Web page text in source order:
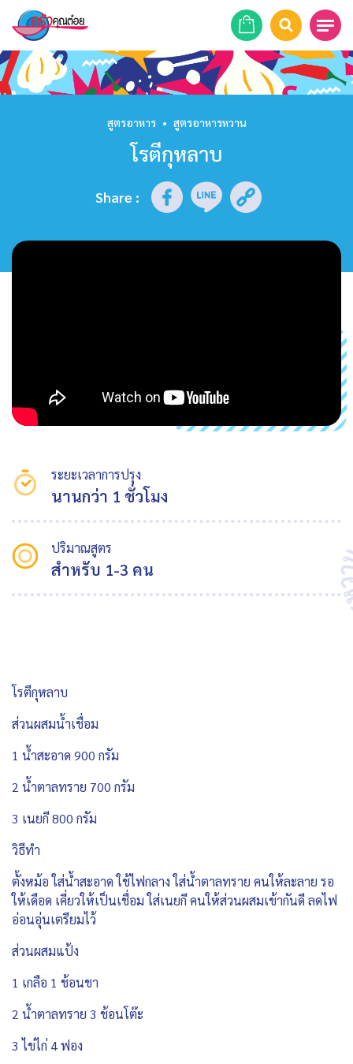
หน้าแรก
รายการย้อนหลัง
สูตรอาหาร • สูตรอาหารหวาน
โรตีกุหลาบ
Share :
ระยะเวลาการปรุง
นานกว่า 1 ชั่วโมง
ปริมาณสูตร
สำหรับ 1-3 คน
โรตีกุหลาบ
ส่วนผสมน้ำเชื่อม
1 น้ำสะอาด 900 กรัม
2 น้ำตาลทราย 700 กรัม
3 เนยกี 800 กรัม
วิธีทำ
ตั้งหม้อ ใส่น้ำสะอาด ใช้ไฟกลาง ใส่น้ำตาลทราย คนให้ละลาย รอ
ให้เดือด เคี่ยวให้เป็นเชื่อม ใส่เนยกี คนให้ส่วนผสมเข้ากันดี ลดไฟ
อ่อนอุ่นเตรียมไว้
ส่วนผสมแป้ง
1 เกลือ 1 ช้อนชา
2 น้ำตาลทราย 3 ช้อนโต๊ะ
3 ไข่ไก่ 4 ฟอง